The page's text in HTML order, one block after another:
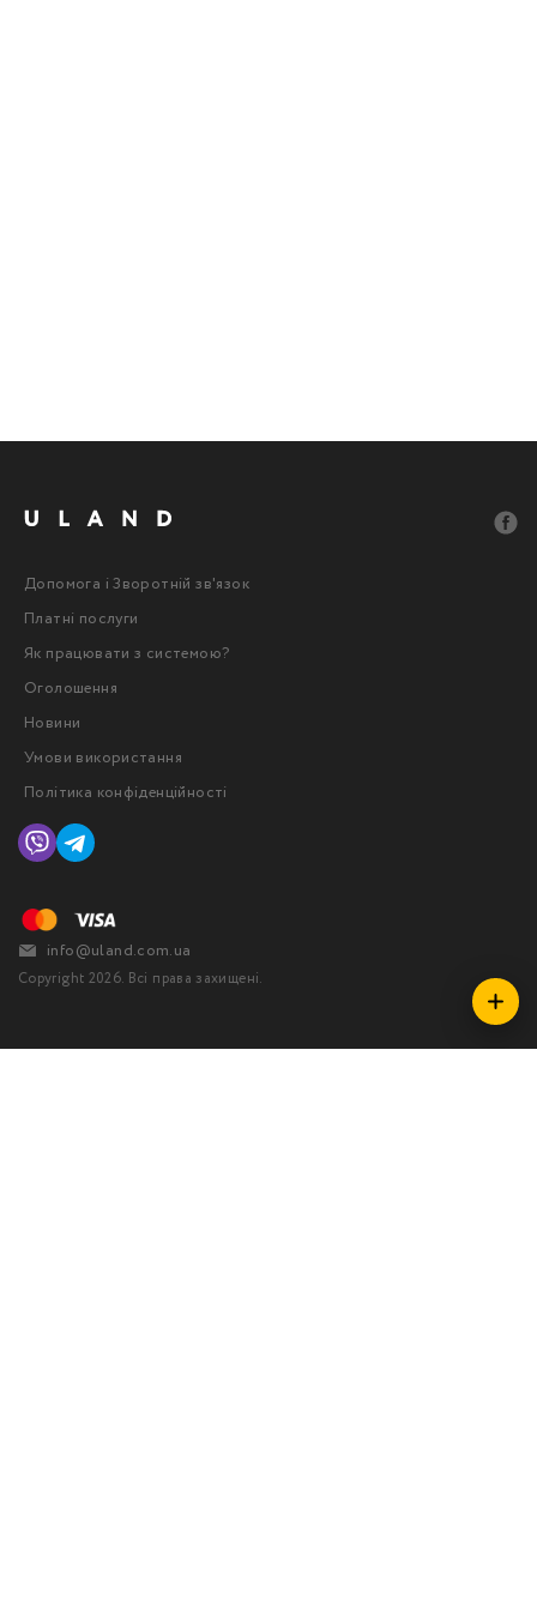
Copyright 2026. Всі права захищені.
Допомога і Зворотній зв'язок
Платні послуги
Як працювати з системою?
Оголошення
Новини
Умови використання
Політика конфіденційності
info@uland.com.ua